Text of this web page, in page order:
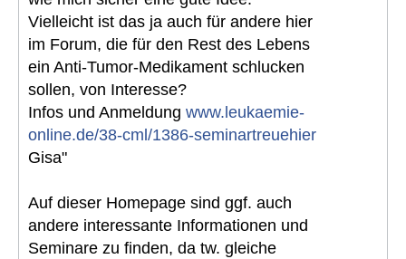
Vielleicht ist das ja auch für andere hier
im Forum, die für den Rest des Lebens
ein Anti-Tumor-Medikament schlucken
sollen, von Interesse?
Infos und Anmeldung www.leukaemie-
online.de/38-cml/1386-seminartreuehier
Gisa"
Auf dieser Homepage sind ggf. auch
andere interessante Informationen und
Seminare zu finden, da tw. gleiche